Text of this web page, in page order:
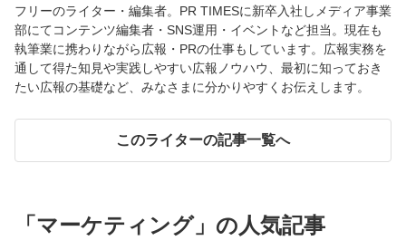
フリーのライター・編集者。PR TIMESに新卒入社しメディア事業
部にてコンテンツ編集者・SNS運用・イベントなど担当。現在も
執筆業に携わりながら広報・PRの仕事もしています。広報実務を
通して得た知見や実践しやすい広報ノウハウ、最初に知っておき
たい広報の基礎など、みなさまに分かりやすくお伝えします。
このライターの記事一覧へ
「 マーケティング」の人気記事